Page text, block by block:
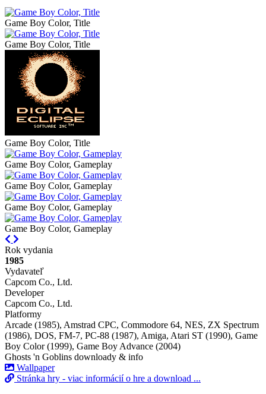
Game Boy Color, Title
Game Boy Color, Title
Game Boy Color, Title
Game Boy Color, Gameplay
Game Boy Color, Gameplay
Game Boy Color, Gameplay
Game Boy Color, Gameplay
Previous
Rok vydania
1985
Vydavateľ
Capcom Co., Ltd.
Developer
Capcom Co., Ltd.
Platformy
Arcade (1985), Amstrad CPC, Commodore 64, NES, ZX Spectrum
(1986), DOS, FM-7, PC-88 (1987), Amiga, Atari ST (1990), Game
Boy Color (1999), Game Boy Advance (2004)
Ghosts 'n Goblins downloady & info
Wallpaper
Stránka hry - viac informácií o hre a download ...